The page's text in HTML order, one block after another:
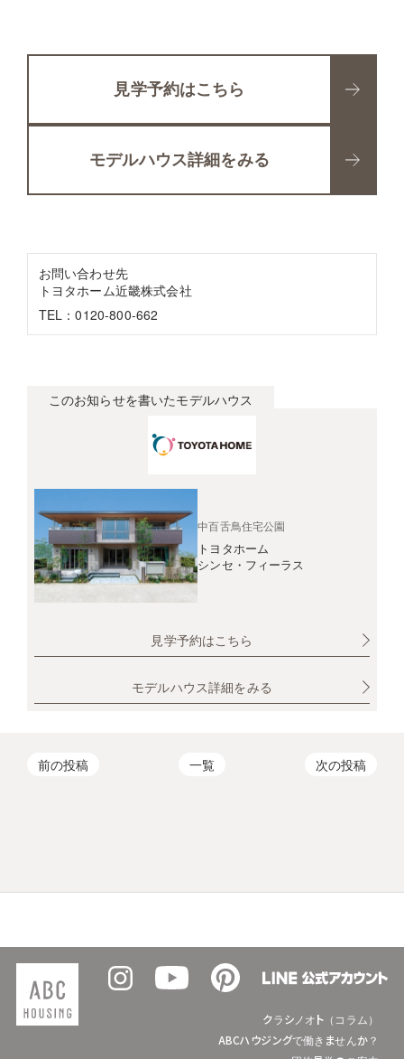
見学予約はこちら
モデルハウス詳細をみる
お問い合わせ先
トヨタホーム近畿株式会社
TEL：0120-800-662
このお知らせを書いたモデルハウス
中百舌鳥住宅公園
トヨタホーム
シンセ・フィーラス
見学予約はこちら
モデルハウス詳細をみる
前の投稿 一覧 次の投稿
クラシノオト（コラム）
ABCハウジングで働きませんか？